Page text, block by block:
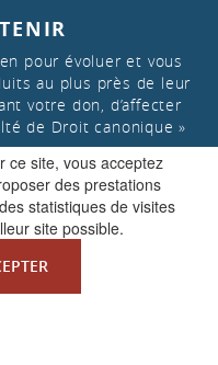
ce site, vous acceptez
des prestations
statistiques de visites
site possible.
pour évoluer et vous
au plus près de leur
votre don, d’affecter
de Droit canonique »